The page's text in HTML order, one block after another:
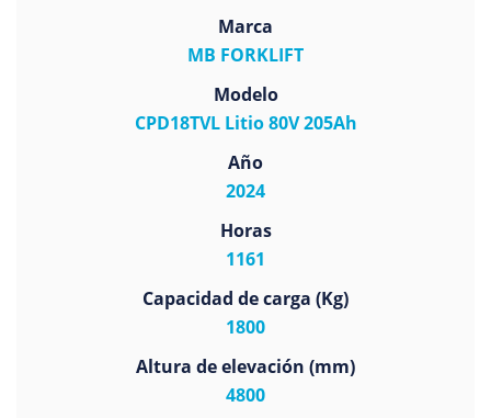
Marca
MB FORKLIFT
Modelo
CPD18TVL Litio 80V 205Ah
Año
2024
Horas
1161
Capacidad de carga (Kg)
1800
Altura de elevación (mm)
4800